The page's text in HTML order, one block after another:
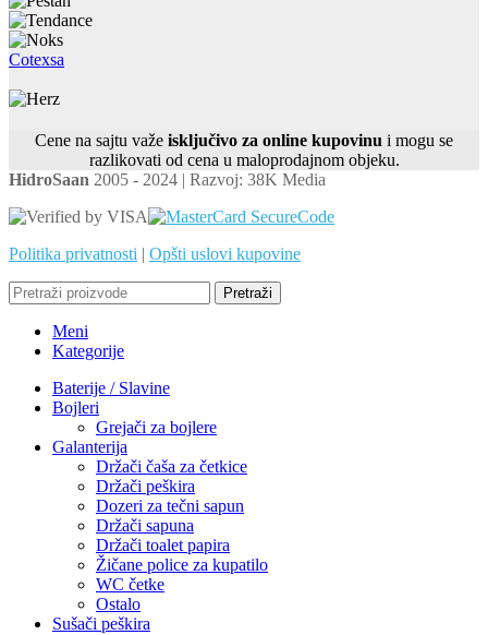
Cotexsa
Cene na sajtu važe isključivo za online kupovinu i mogu se
razlikovati od cena u maloprodajnom objeku.
HidroSaan 2005 - 2024 | Razvoj: 38K Media
Politika privatnosti | Opšti uslovi kupovine
Pretraži
Meni
Kategorije
Baterije / Slavine
Bojleri
Grejači za bojlere
Galanterija
Držači čaša za četkice
Držači peškira
Dozeri za tečni sapun
Držači sapuna
Držači toalet papira
Žičane police za kupatilo
WC četke
Ostalo
Sušači peškira